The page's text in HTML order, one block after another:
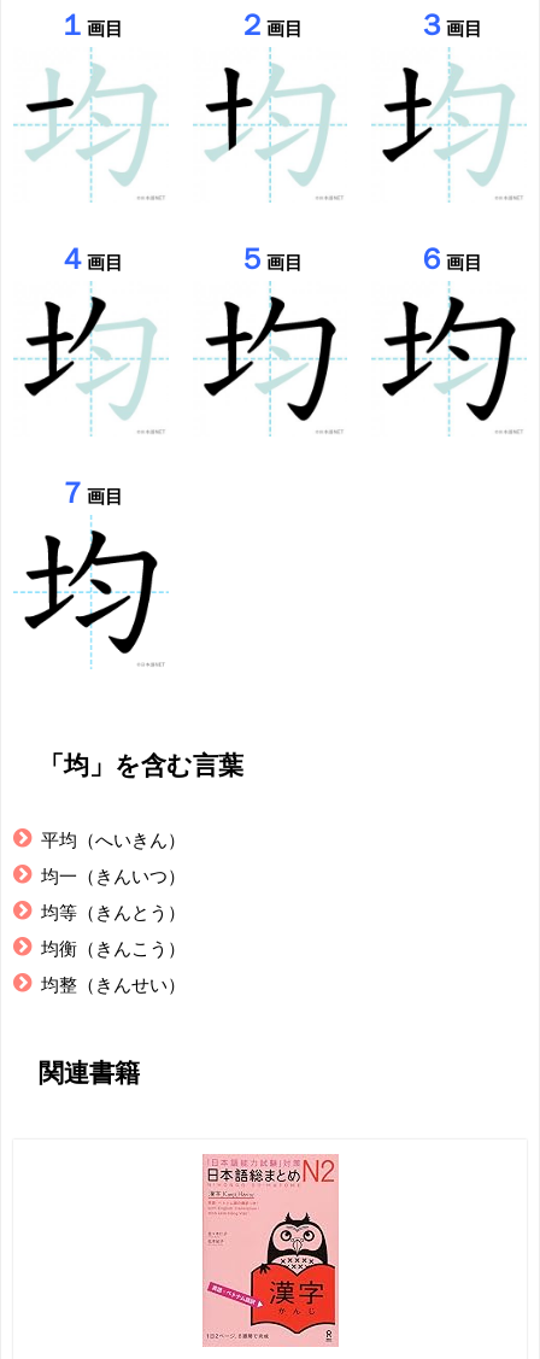
１画目 ２ 画目 ３ 画目
４画目 ５ 画目 ６ 画目
７画目
「均」を含む言葉
平均（へいきん）
均一（きんいつ）
均等（きんとう）
均衡（きんこう）
均整（きんせい）
関連書籍